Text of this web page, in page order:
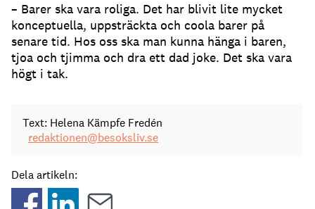
– Barer ska vara roliga. Det har blivit lite mycket
konceptuella, uppsträckta och coola barer på
senare tid. Hos oss ska man kunna hänga i baren,
tjoa och tjimma och dra ett dad joke. Det ska vara
högt i tak.
Text: Helena Kämpfe Fredén
redaktionen@besoksliv.se
Dela artikeln: